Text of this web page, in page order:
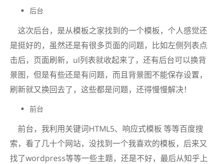
后台
这次后台，是从模板之家找到的一个模板，个人感觉还
是挺好的，虽然还是有很多页面的问题，比如左侧列表点
击后，页面刷新，ul列表就收起来了，还有后台可以换背
景图，但是有些还是有问题，而且背景图不能保存设置，
刷新就又换回去了，这些都是问题，还得慢慢解决！
前台
前台，我利用关键词HTML5、响应式模板 等等百度搜
索，看了几十个网站，没找到一个我喜欢的模板，后来又
找了wordpress等等一些主题，还是不好，最后从知乎上